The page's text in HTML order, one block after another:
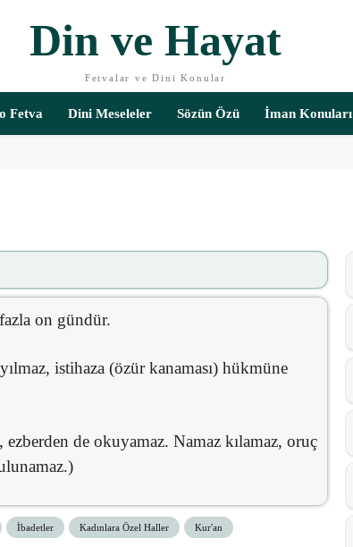
Din ve Hayat
Fetvalar ve Dini Konular
Fetva Dini Meseleler Sözün Özü İman Konuları
on gündür.
istihaza (özür kanaması) hükmüne
de okuyamaz. Namaz kılamaz, oruç
İbadetler Kadınlara Özel Haller Kur'an